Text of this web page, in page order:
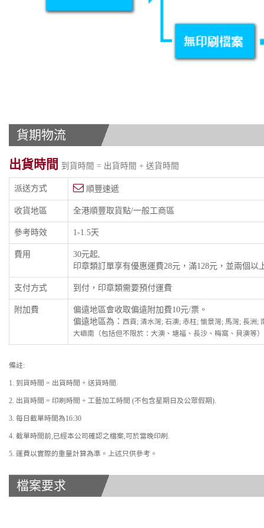
貨期物流
出貨時間 到貨時間 = 出貨時間 + 送貨時間
派送方式 順豐速遞
收貨地區 全港順豐取貨點/一般工商區
參考時效 1-1.5天
費用
30元起,
印章類訂單享有優惠運費28元，滿128元，並兩個
支付方式 到付，印章類需要預付運費
附加費
偏遠地區會收取偏遠附加費10元/票。
偏遠地區為： 西貢; 清水灣; 石澳; 赤柱; 愉景灣; 馬灣; 長洲;
大嶼南（包括但不限於：大澳、塘福、長沙、梅窩、貝澳等）
備註:
1. 到貨時間 = 出貨時間 + 送貨時間.
2. 出貨時間 = 印刷時間 + 工藝加工時間 (不包含星期日及公眾假期).
3. 每日截單時間為16:30
4. 截單時間前,已經本公司確認之檔案,可於當晚印刷.
5. 運費以實際的重量計算為準。上述只供參考。
檔案要求